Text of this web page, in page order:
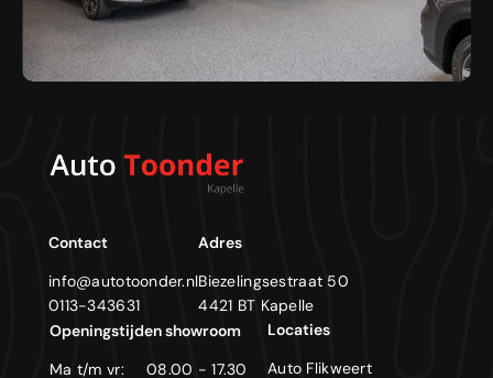
Contact
info@autotoonder.nl
0113-343631
Adres
Biezelingsestraat 50
4421 BT Kapelle
Openingstijden showroom
Ma t/m vr:
08.00 - 17.30
Locaties
Auto Flikweert